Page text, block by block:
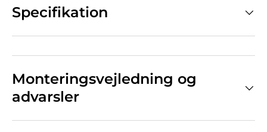
Specifikation
Monteringsvejledning og
advarsler